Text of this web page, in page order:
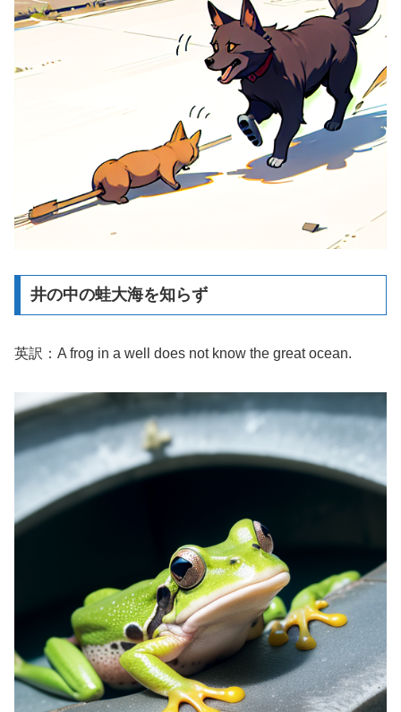
井の中の蛙大海を知らず
英訳：A frog in a well does not know the great ocean.